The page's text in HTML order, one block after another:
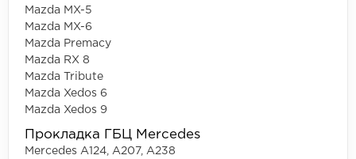
Mazda MX-5
Mazda MX-6
Mazda Premacy
Mazda RX 8
Mazda Tribute
Mazda Xedos 6
Mazda Xedos 9
Прокладка ГБЦ Mercedes
Mercedes A124, A207, A238